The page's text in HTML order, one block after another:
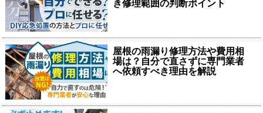
き修理範囲の判断ポイント
屋根の雨漏り修理方法や費用相
場は？自分で直さずに専門業者
へ依頼すべき理由を解説